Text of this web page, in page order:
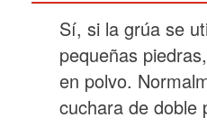
Sí, si la grúa se
pequeñas
en polvo.
cuchara de doble